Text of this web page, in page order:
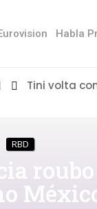
Habla
Tini volta
RBD